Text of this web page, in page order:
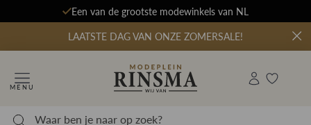
Een van de grootste modewinkels van NL
LAATSTE DAG VAN ONZE ZOMERSALE!
MENU